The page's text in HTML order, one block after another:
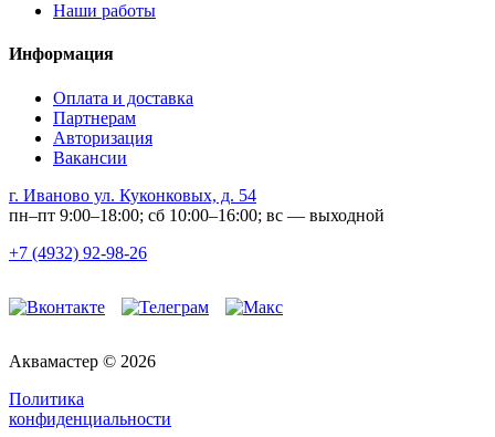
Наши работы
Информация
Оплата и доставка
Партнерам
Авторизация
Вакансии
г. Иваново ул. Куконковых, д. 54
пн–пт 9:00–18:00; сб 10:00–16:00; вс — выходной
+7 (4932) 92-98-26
Аквамастер © 2026
Политика
конфиденциальности